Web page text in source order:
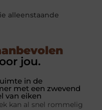
alleenstaande
jou.
in de
met een zwevend
van eiken
kan al snel rommelig